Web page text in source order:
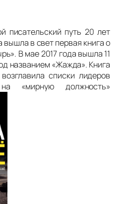
писательский путь 20 лет
вышла в свет первая книга о
В мае 2017 года вышла 11
названием «Жажда». Книга
списки лидеров
«мирную должность»